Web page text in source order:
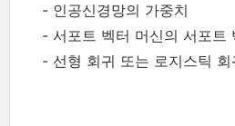
- 인공신경망의 가중치
- 서포트 벡터 머신의 서포트
- 선형 회귀 또는 로지스틱